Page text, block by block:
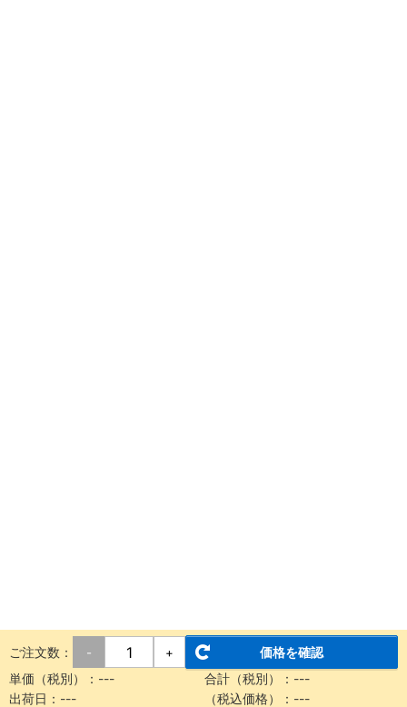
ご注文数： - +
価格を確認
単価（税別）： --- 合計（税別）： ---
出荷日： --- （税込価格）： ---